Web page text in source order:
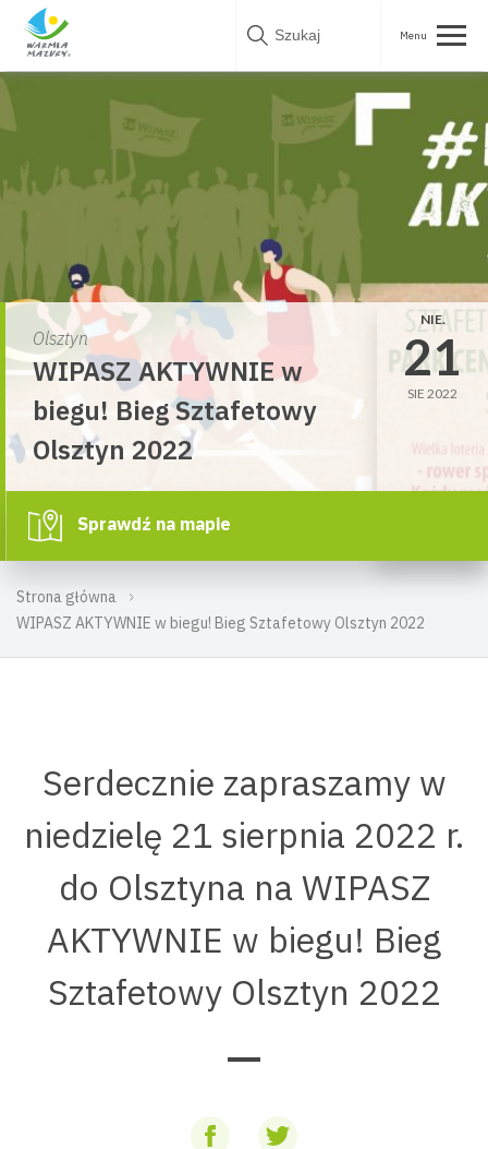
Skip
Strona główna
WIPASZ AKTYWNIE w biegu! Bieg Sztafetowy Olsztyn 2022
Olsztyn
WIPASZ AKTYWNIE w
biegu! Bieg Sztafetowy
Olsztyn 2022
NIE.
21
SIE 2022
Sprawdź na mapie
Serdecznie zapraszamy w
niedzielę 21 sierpnia 2022 r.
do Olsztyna na WIPASZ
AKTYWNIE w biegu! Bieg
Sztafetowy Olsztyn 2022